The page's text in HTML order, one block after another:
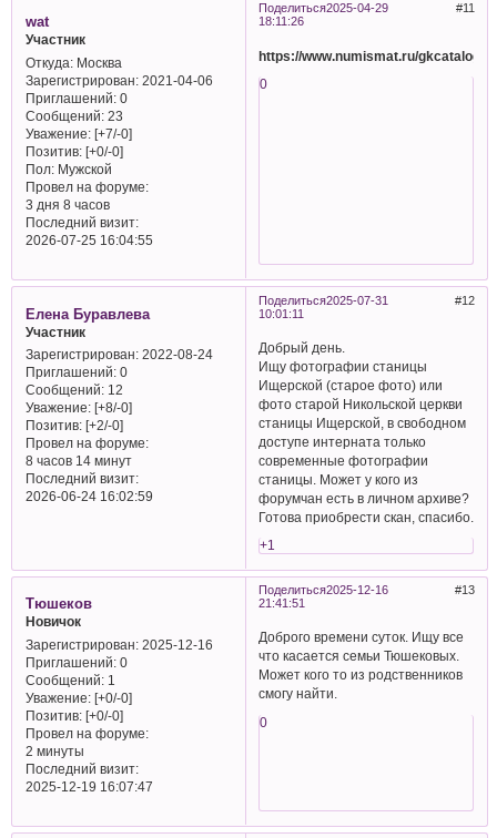
Поделиться 11
2025-04-29
18:11:26
wat
Участник
Откуда:Москва
Зарегистрирован: 2021-04-06
Приглашений:0
Сообщений:23
Уважение: [+7/-0]
Позитив: [+0/-0]
Пол:Мужской
Провел на форуме:
3 дня 8 часов
Последний визит:
2026-07-25 16:04:55
https://www.numismat.ru/
0
Поделиться 12
2025-07-31
10:01:11
Елена Буравлева
Участник
Зарегистрирован: 2022-08-24
Приглашений:0
Сообщений:12
Уважение: [+8/-0]
Позитив: [+2/-0]
Провел на форуме:
8 часов 14 минут
Последний визит:
2026-06-24 16:02:59
Добрый день.
Ищу фотографии станицы
Ищерской (старое фото) или
фото старой Никольской церкви
станицы Ищерской, в свободном
доступе интерната только
современные фотографии
станицы. Может у кого из
форумчан есть в личном архиве?
Готова приобрести скан, спасибо.
+1
Поделиться 13
2025-12-16
21:41:51
Тюшеков
Новичок
Зарегистрирован: 2025-12-16
Приглашений:0
Сообщений:1
Уважение: [+0/-0]
Позитив: [+0/-0]
Провел на форуме:
2 минуты
Последний визит:
2025-12-19 16:07:47
Доброго времени суток. Ищу все
что касается семьи Тюшековых.
Может кого то из родственников
смогу найти.
0